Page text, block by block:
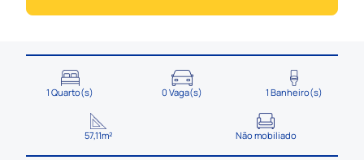
1 Quarto(s) 0 Vaga(s) 1 Banheiro(s)
57,11m² Não mobiliado